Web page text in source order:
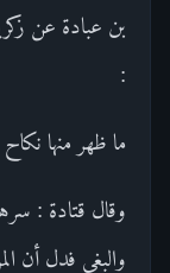
بن عبادة عن
:
ما ظهر منها
وقال قتادة :
والبغي فدل أن